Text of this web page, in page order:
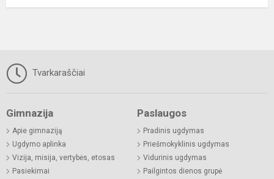
Tvarkaraščiai
Gimnazija
Apie gimnaziją
Ugdymo aplinka
Vizija, misija, vertybės, etosas
Pasiekimai
Paslaugos
Pradinis ugdymas
Priešmokyklinis ugdymas
Vidurinis ugdymas
Pailgintos dienos grupė